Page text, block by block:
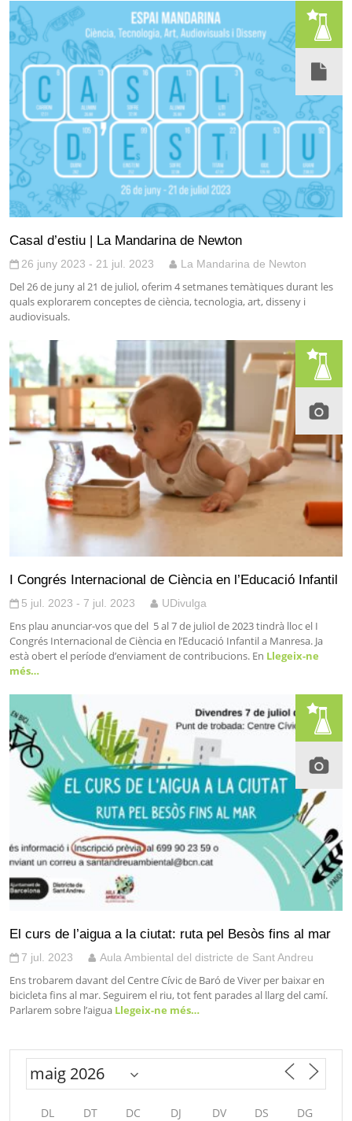
Casal d’estiu | La Mandarina de Newton
26 juny 2023 - 21 jul. 2023 La Mandarina de Newton
Del 26 de juny al 21 de juliol, oferim 4 setmanes temàtiques durant les
quals explorarem conceptes de ciència, tecnologia, art, disseny i
audiovisuals.
I Congrés Internacional de Ciència en l’Educació Infantil
5 jul. 2023 - 7 jul. 2023 UDivulga
Ens plau anunciar-vos que del 5 al 7 de juliol de 2023 tindrà lloc el I
Congrés Internacional de Ciència en l’Educació Infantil a Manresa. Ja
està obert el període d’enviament de contribucions. En Llegeix-ne
més…
El curs de l’aigua a la ciutat: ruta pel Besòs fins al mar
7 jul. 2023 Aula Ambiental del districte de Sant Andreu
Ens trobarem davant del Centre Cívic de Baró de Viver per baixar en
bicicleta fins al mar. Seguirem el riu, tot fent parades al llarg del camí.
Parlarem sobre l’aigua Llegeix-ne més…
DL DT DC DJ DV DS DG